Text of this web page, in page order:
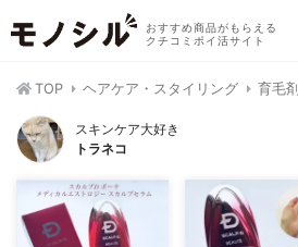
おすすめ商品がもらえる
クチコミポイ活サイト
TOP ヘアケア・スタイリング 育毛剤
スキンケア大好き
トラネコ